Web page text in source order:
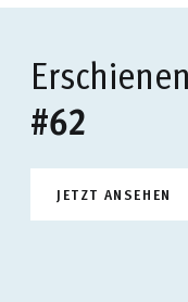
#62
JETZT ANSEHEN